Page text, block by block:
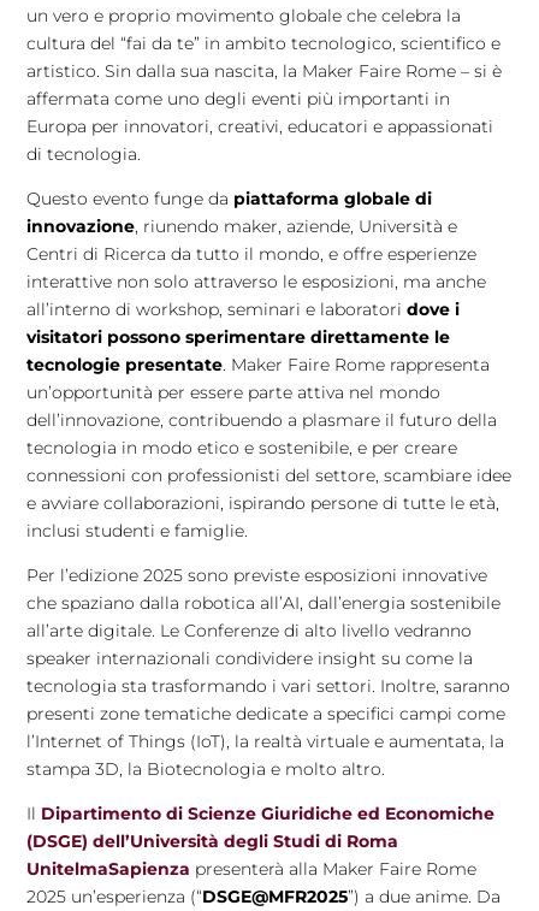
un vero e proprio movimento globale che celebra la
cultura del “fai da te” in ambito tecnologico, scientifico e
artistico. Sin dalla sua nascita, la Maker Faire Rome – si è
affermata come uno degli eventi più importanti in
Europa per innovatori, creativi, educatori e appassionati
di tecnologia.
Questo evento funge da piattaforma globale di
innovazione, riunendo maker, aziende, Università e
Centri di Ricerca da tutto il mondo, e offre esperienze
interattive non solo attraverso le esposizioni, ma anche
all’interno di workshop, seminari e laboratori dove i
visitatori possono sperimentare direttamente le
tecnologie presentate. Maker Faire Rome rappresenta
un’opportunità per essere parte attiva nel mondo
dell’innovazione, contribuendo a plasmare il futuro della
tecnologia in modo etico e sostenibile, e per creare
connessioni con professionisti del settore, scambiare idee
e avviare collaborazioni, ispirando persone di tutte le età,
inclusi studenti e famiglie.
Per l’edizione 2025 sono previste esposizioni innovative
che spaziano dalla robotica all’AI, dall’energia sostenibile
all’arte digitale. Le Conferenze di alto livello vedranno
speaker internazionali condividere insight su come la
tecnologia sta trasformando i vari settori. Inoltre, saranno
presenti zone tematiche dedicate a specifici campi come
l’Internet of Things (IoT), la realtà virtuale e aumentata, la
stampa 3D, la Biotecnologia e molto altro.
Il Dipartimento di Scienze Giuridiche ed Economiche
(DSGE) dell’Università degli Studi di Roma
UnitelmaSapienza presenterà alla Maker Faire Rome
2025 un’esperienza (“DSGE@MFR2025”) a due anime. Da